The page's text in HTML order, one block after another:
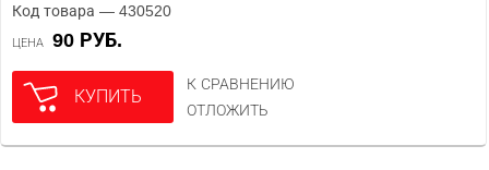
Код товара — 430520
ЦЕНА 90 РУБ.
КУПИТЬ
К СРАВНЕНИЮ
ОТЛОЖИТЬ